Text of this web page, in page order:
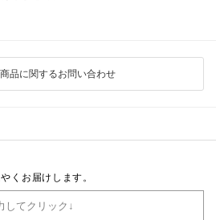
品に関するお問い合わせ
くお届けします。